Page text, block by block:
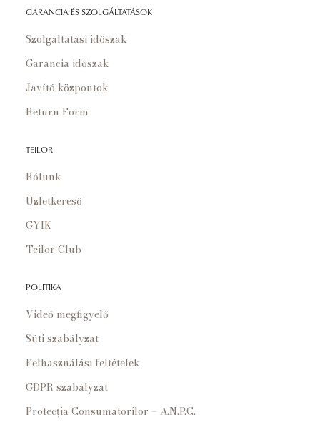
GARANCIA ÉS SZOLGÁLTATÁSOK
Szolgáltatási időszak
Garancia időszak
Javító központok
Return Form
TEILOR
Rólunk
Üzletkereső
GYIK
Teilor Club
POLITIKA
Videó megfigyelő
Süti szabályzat
Felhasználási feltételek
GDPR szabályzat
Protecția Consumatorilor – A.N.P.C.